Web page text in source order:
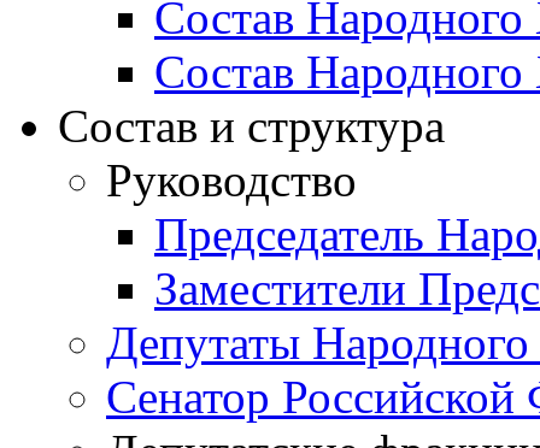
Состав Народного
Состав
Состав и структура
Руководство
Председатель
Заместители
Депутаты
Сенатор Российской